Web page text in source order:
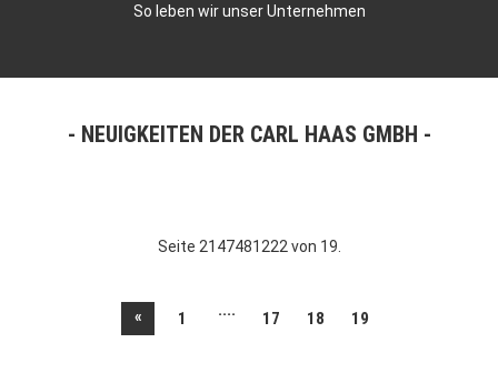
So leben wir unser Unternehmen
NEUIGKEITEN DER CARL HAAS GMBH
Seite 2147481222 von 19.
« 1 .... 17 18 19